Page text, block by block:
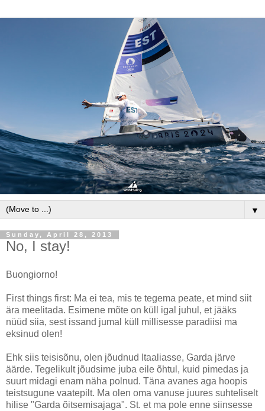
▼
Sunday, April 28, 2013
No, I stay!
Buongiorno!
First things first: Ma ei tea, mis te tegema peate, et mind siit
ära meelitada. Esimene mõte on küll igal juhul, et jääks
nüüd siia, sest issand jumal küll millisesse paradiisi ma
eksinud olen!
Ehk siis teisisõnu, olen jõudnud Itaaliasse, Garda järve
äärde. Tegelikult jõudsime juba eile õhtul, kuid pimedas ja
suurt midagi enam näha polnud. Täna avanes aga hoopis
teistsugune vaatepilt. Ma olen oma vanuse juures suhteliselt
hilise "Garda õitsemisajaga". St. et ma pole enne siinsesse